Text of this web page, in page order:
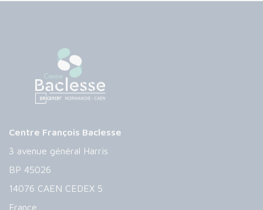
Centre François Baclesse
3 avenue général Harris
BP 45026
14076 CAEN CEDEX 5
France